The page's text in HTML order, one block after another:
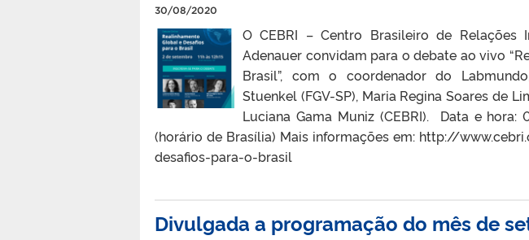
30/08/2020
O CEBRI – Centro Brasileiro de Relações
Adenauer convidam para o debate ao vivo
Brasil”, com o coordenador do
Stuenkel (FGV-SP), Maria Regina Soares de
Luciana Gama Muniz (CEBRI). Data e hora:
(horário de Brasília) Mais informações em: http://
desafios-para-o-brasil
Divulgada a programação do mês de